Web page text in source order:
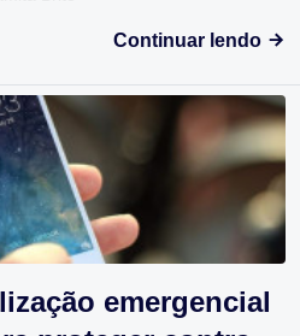
Continuar lendo
emergencial